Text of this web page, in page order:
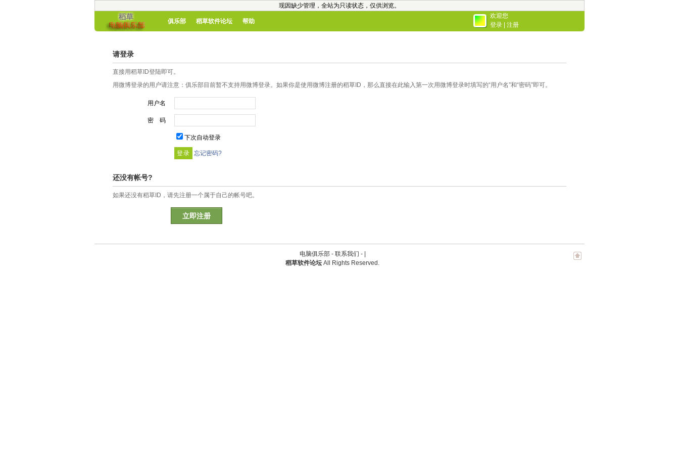
现因缺少管理，全站为只读状态，仅供浏览。
俱乐部 稻草软件论坛 帮助
欢迎您
登录
注册
请登录
直接用稻草ID登陆即可。
用微博登录的用户请注意：俱乐部目前暂不支持用微博登录。如果你是使用微博注册的稻草ID，那么直接在此输入第一次用微博登录时填写的“用户名”和“密码”即可。
用户名
密 码
下次自动登录
忘记密码?
还没有帐号?
如果还没有稻草ID，请先注册一个属于自己的帐号吧。
立即注册
电脑俱乐部 - 联系我们 -
稻草软件论坛 All Rights Reserved.